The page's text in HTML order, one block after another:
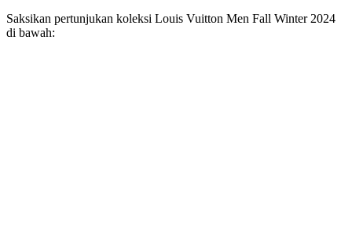
Saksikan pertunjukan koleksi Louis Vuitton Men Fall Winter 2024
di bawah: